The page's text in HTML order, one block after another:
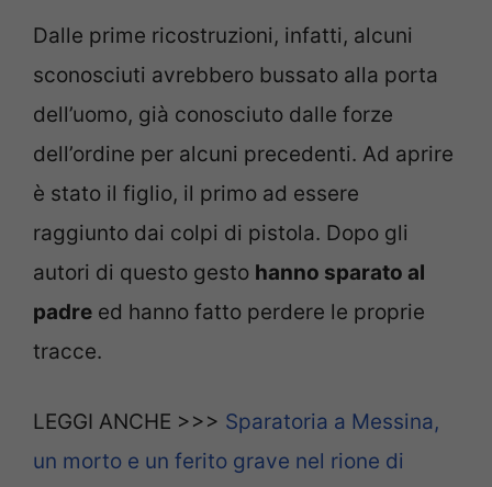
Dalle prime ricostruzioni, infatti, alcuni
sconosciuti avrebbero bussato alla porta
dell’uomo, già conosciuto dalle forze
dell’ordine per alcuni precedenti. Ad aprire
è stato il figlio, il primo ad essere
raggiunto dai colpi di pistola. Dopo gli
autori di questo gesto hanno sparato al
padre ed hanno fatto perdere le proprie
tracce.
LEGGI ANCHE >>> Sparatoria a Messina,
un morto e un ferito grave nel rione di